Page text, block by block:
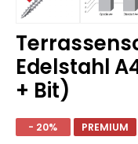
Edelstahl
+ Bit)
- 20% PREMIUM